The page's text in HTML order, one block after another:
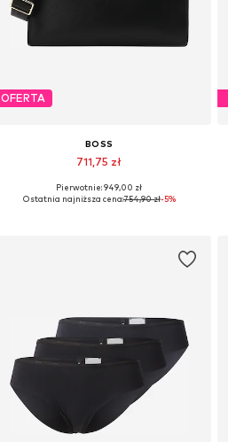
OFERTA
BOSS
711,75 zł
Dostępne rozmiary: One Size
Pierwotnie: 949,00 zł
Ostatnia najniższa cena:754,90 zł-5%